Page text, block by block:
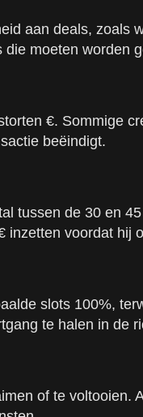
aan deals,
moeten worden
€. Sommige
beëindigt.
tussen de 30 en
voordat hij
slots 100%,
te halen in de
of te